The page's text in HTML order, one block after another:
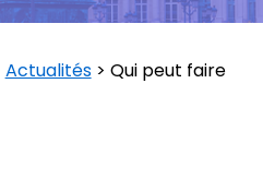
Actualités> Qui peut faire